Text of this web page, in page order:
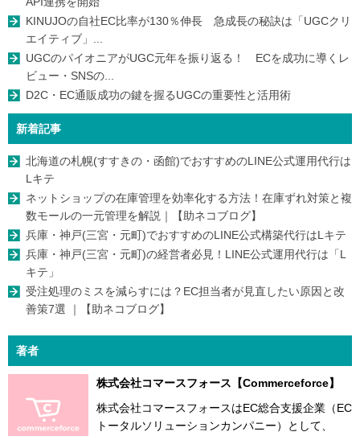
KINUJOの自社EC比率が130％伸長 急成長の秘訣は「UGCクリ
エイティブ」...
UGCのパイオニアがUGC元年を振り返る！ ECを成功に導くレ
ビュー・SNSの...
D2C・EC通販成功の鍵を握るUGCの重要性と活用術
新着記事
北海道の札幌(すすきの・函館)でおすすめのLINE公式運用代行は
Lキテ
ネットショップの在庫管理を効率化する方法！在庫ずれ対策と複
数モールの一元管理を解説｜【助ネコブログ】
兵庫・神戸(三宮・元町)でおすすめのLINE公式構築代行はLキテ
兵庫・神戸(三宮・元町)の経営者必見！LINE公式運用代行は「L
キテ」
受注処理のミスを減らすには？EC担当者が見直したい原因と改
善策7選 ｜【助ネコブログ】
著者
株式会社コマースフォース【Commerceforce】
株式会社コマースフォースはEC総合支援企業（EC
トータルソリューションカンパニー）として、